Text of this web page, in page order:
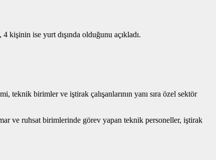
kişinin ise yurt dışında olduğunu açıkladı.
teknik birimler ve iştirak çalışanlarının yanı sıra özel sektör
ve ruhsat birimlerinde görev yapan teknik personeller, iştirak